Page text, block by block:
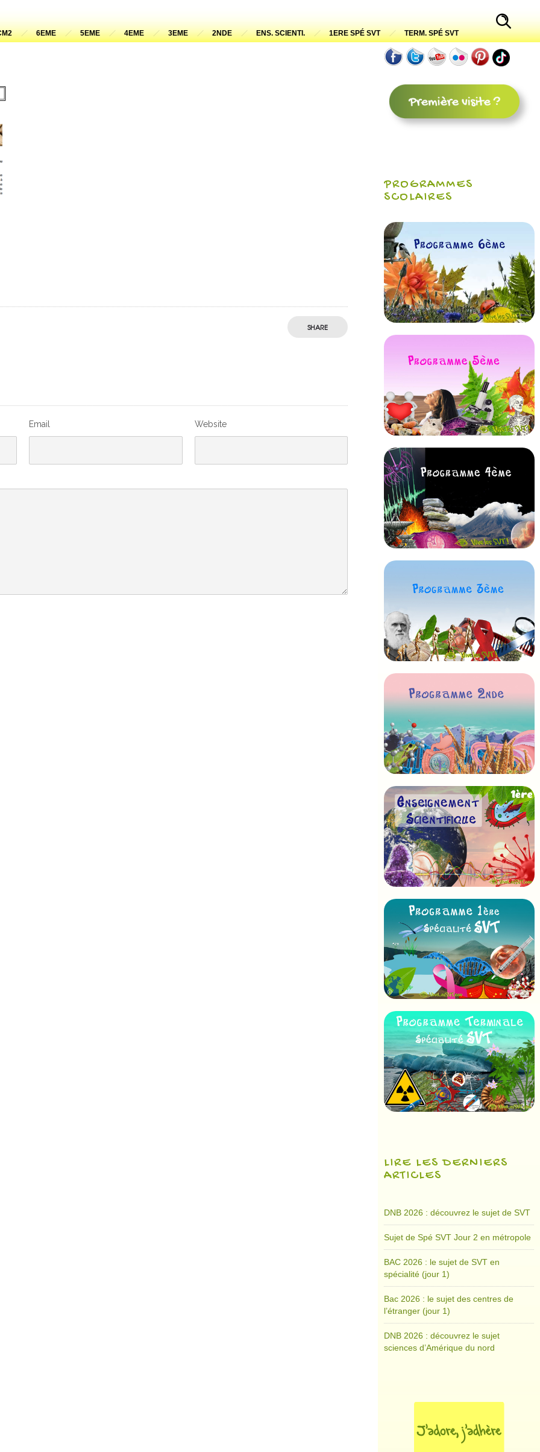
6EME 5EME 4EME 3EME 2NDE ENS. SCIENTI. 1ERE SPÉ SVT TERM. SPÉ SVT
SHARE
Email Website
PROGRAMMES
SCOLAIRES
LIRE LES DERNIERS
ARTICLES
DNB 2026 : découvrez le sujet de SVT
Sujet de Spé SVT Jour 2 en métropole
BAC 2026 : le sujet de SVT en
spécialité (jour 1)
Bac 2026 : le sujet des centres de
l’étranger (jour 1)
DNB 2026 : découvrez le sujet
sciences d’Amérique du nord